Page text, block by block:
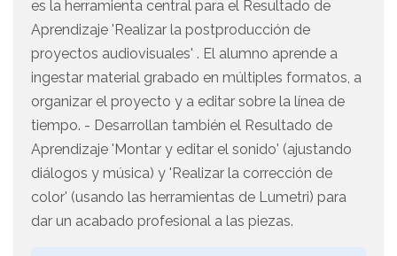
es la herramienta central para el Resultado de
Aprendizaje 'Realizar la postproducción de
proyectos audiovisuales' . El alumno aprende a
ingestar material grabado en múltiples formatos, a
organizar el proyecto y a editar sobre la línea de
tiempo. - Desarrollan también el Resultado de
Aprendizaje 'Montar y editar el sonido' (ajustando
diálogos y música) y 'Realizar la corrección de
color' (usando las herramientas de Lumetri) para
dar un acabado profesional a las piezas.